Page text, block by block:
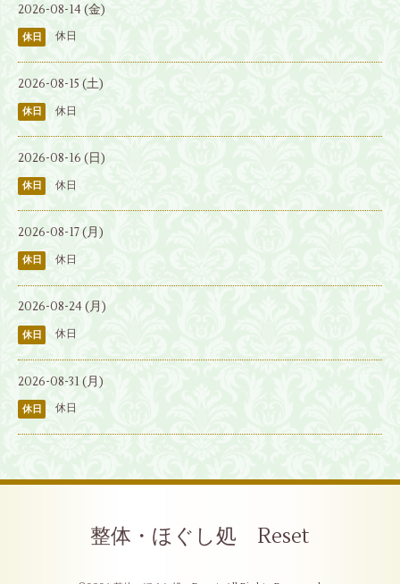
2026-08-14 (金)
休日 休日
2026-08-15 (土)
休日 休日
2026-08-16 (日)
休日 休日
2026-08-17 (月)
休日 休日
2026-08-24 (月)
休日 休日
2026-08-31 (月)
休日 休日
整体・ほぐし処 Reset